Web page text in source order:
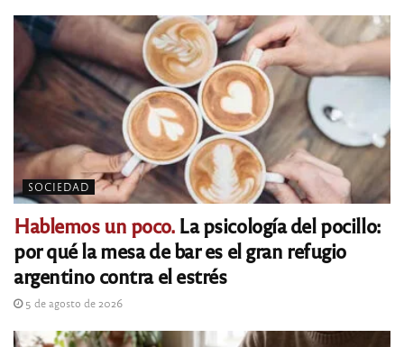
SOCIEDAD
Hablemos un poco.La psicología del pocillo:
por qué la mesa de bar es el gran refugio
argentino contra el estrés
5 de agosto de 2026